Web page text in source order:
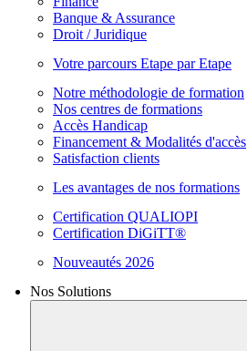
Banque & Assurance
Droit / Juridique
Votre parcours Etape par Etape
Notre méthodologie de formation
Nos centres de formations
Accès Handicap
Financement & Modalités d'accès
Satisfaction clients
Les avantages de nos formations
Certification QUALIOPI
Certification DiGiTT®
Nouveautés 2026
Nos Solutions